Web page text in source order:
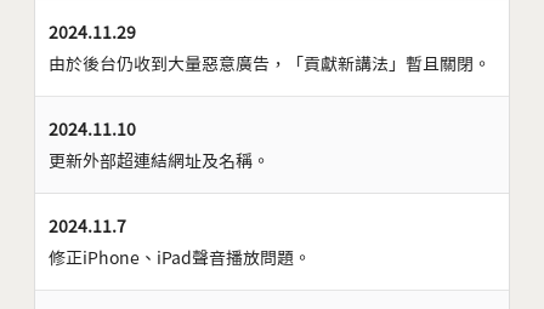
2024.11.29
由於後台仍收到大量惡意廣告，「貢獻新講法」暫且關閉。
2024.11.10
更新外部超連結網址及名稱。
2024.11.7
修正iPhone、iPad聲音播放問題。